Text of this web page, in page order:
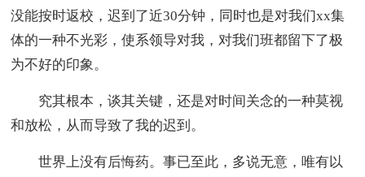
没能按时返校，迟到了近30分钟，同时也是对我们xx集
体的一种不光彩，使系领导对我，对我们班都留下了极
为不好的印象。
究其根本，谈其关键，还是对时间关念的一种莫视
和放松，从而导致了我的迟到。
世界上没有后悔药。事已至此，多说无意，唯有以